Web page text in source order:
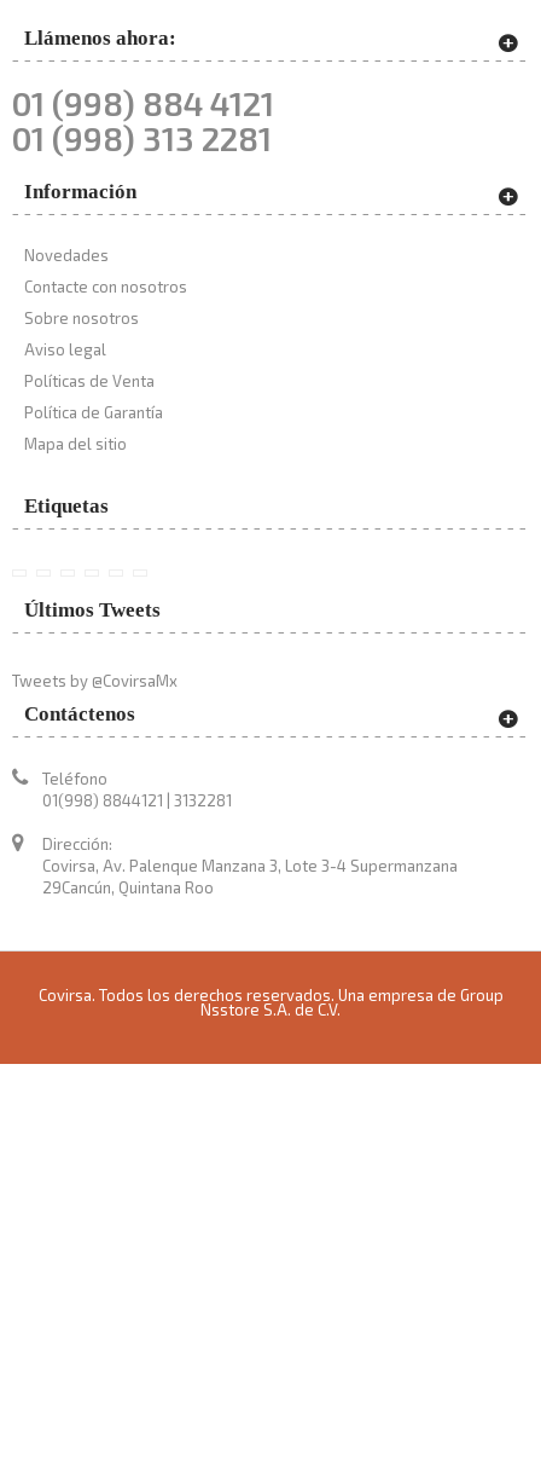
Llámenos ahora:
01 (998) 884 4121
01 (998) 313 2281
Información
Novedades
Contacte con nosotros
Sobre nosotros
Aviso legal
Políticas de Venta
Política de Garantía
Mapa del sitio
Etiquetas
Últimos Tweets
Tweets by @CovirsaMx
Contáctenos
Teléfono
01(998) 8844121 | 3132281
Dirección:
Covirsa, Av. Palenque Manzana 3, Lote 3-4 Supermanzana
29Cancún, Quintana Roo
Covirsa. Todos los derechos reservados. Una empresa de Group
Nsstore S.A. de C.V.